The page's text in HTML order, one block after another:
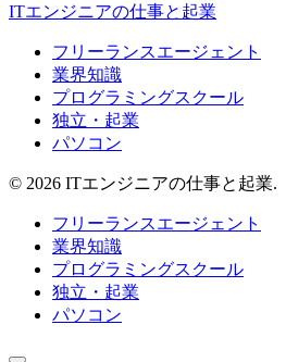
ITエンジニアの仕事と起業
フリーランスエージェント
業界知識
プログラミングスクール
独立・起業
パソコン
© 2026 ITエンジニアの仕事と起業.
フリーランスエージェント
業界知識
プログラミングスクール
独立・起業
パソコン